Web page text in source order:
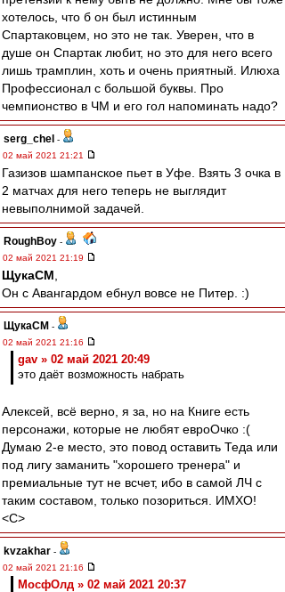
хотелось, что б он был истинным
Спартаковцем, но это не так. Уверен, что в
душе он Спартак любит, но это для него всего
лишь трамплин, хоть и очень приятный. Илюха
Профессионал с большой буквы. Про
чемпионство в ЧМ и его гол напоминать надо?
serg_chel -
02 май 2021 21:21
Газизов шампанское пьет в Уфе. Взять 3 очка в
2 матчах для него теперь не выглядит
невыполнимой задачей.
RoughBoy -
02 май 2021 21:19
ЩукаСМ
Он с Авангардом ебнул вовсе не Питер. :)
ЩукаСМ -
02 май 2021 21:16
gav » 02 май 2021 20:49
это даёт возможность набрать
Алексей, всё верно, я за, но на Книге есть
персонажи, которые не любят евроОчко :(
Думаю 2-е место, это повод оставить Теда или
под лигу заманить "хорошего тренера" и
премиальные тут не всчет, ибо в самой ЛЧ с
таким составом, только позориться. ИМХО!
<C>
kvzakhar -
02 май 2021 21:16
МосфОлд » 02 май 2021 20:37